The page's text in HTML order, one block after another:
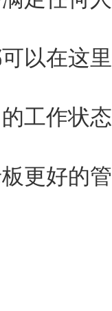
在这里
作状态
好的管